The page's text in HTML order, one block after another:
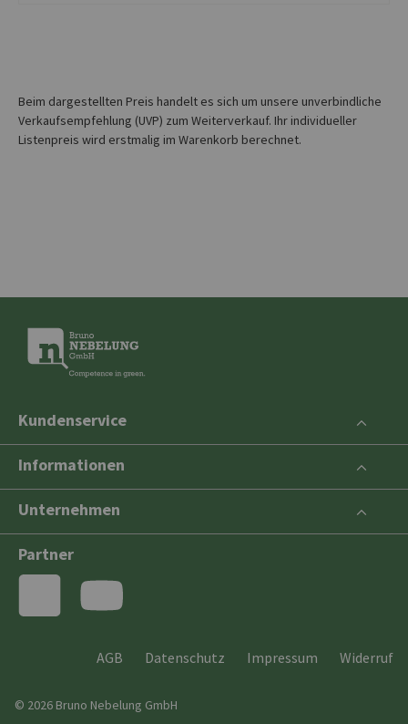
Beim dargestellten Preis handelt es sich um unsere unverbindliche
Verkaufsempfehlung (UVP) zum Weiterverkauf. Ihr individueller
Listenpreis wird erstmalig im Warenkorb berechnet.
Kundenservice
Informationen
Unternehmen
Partner
AGB Datenschutz Impressum Widerruf
© 2026 Bruno Nebelung GmbH